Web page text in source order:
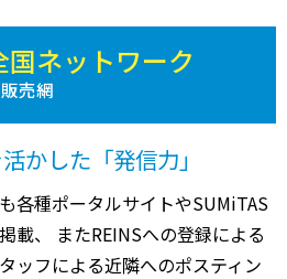
国ネットワーク
売網
かした「発信力」
各種ポータルサイトやSUMiTAS
載、 またREINSへの登録による
ッフによる近隣へのポスティン